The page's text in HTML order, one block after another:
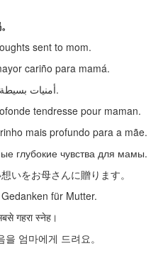
sent to mom.
cariño para mamá.
أمنيات بسيطة، أعمق الاهتمامات لأمي.
tendresse pour maman.
mais profundo para a mãe.
глубокие чувства для мамы.
いをお母さんに贈ります。
für Mutter.
गहरा स्नेह।
엄마에게 드려요。